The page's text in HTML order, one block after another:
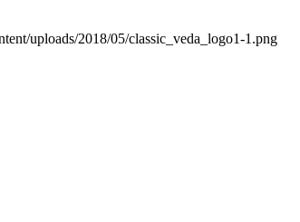
uploads/2018/05/classic_veda_logo1-1.png